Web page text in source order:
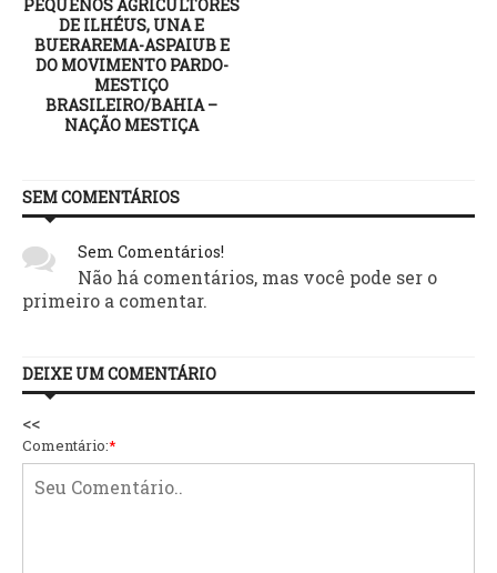
PEQUENOS AGRICULTORES
DE ILHÉUS, UNA E
BUERAREMA-ASPAIUB E
DO MOVIMENTO PARDO-
MESTIÇO
BRASILEIRO/BAHIA –
NAÇÃO MESTIÇA
SEM COMENTÁRIOS
Sem Comentários!
Não há comentários, mas você pode ser o
primeiro a comentar.
DEIXE UM COMENTÁRIO
<<
Comentário:*